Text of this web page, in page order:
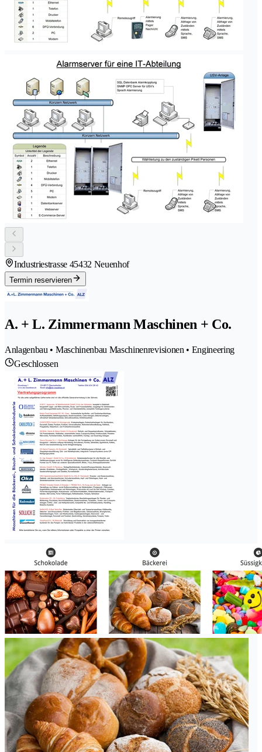
Industriestrasse 45432 Neuenhof
Termin reservieren
A. + L. Zimmermann Maschinen + Co.
Anlagenbau • Maschinenbau Maschinenrevisionen • Engineering
Geschlossen